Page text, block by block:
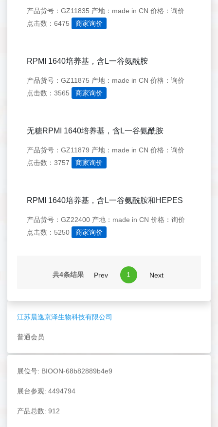
江苏晨逸京泽生物科技有限公司
普通会员
展位号: BIOON-68b82889b4e9
展台参观: 4494794
产品总数: 912
产品货号：GZ11835 产地：made in CN 价格：询价
点击数：6475
商家询价
RPMI 1640培养基，含L一谷氨酰胺
产品货号：GZ11875 产地：made in CN 价格：询价
点击数：3565
商家询价
无糖RPMI 1640培养基，含L一谷氨酰胺
产品货号：GZ11879 产地：made in CN 价格：询价
点击数：3757
商家询价
RPMI 1640培养基，含L一谷氨酰胺和HEPES
产品货号：GZ22400 产地：made in CN 价格：询价
点击数：5250
商家询价
共4条结果 Prev 1 Next